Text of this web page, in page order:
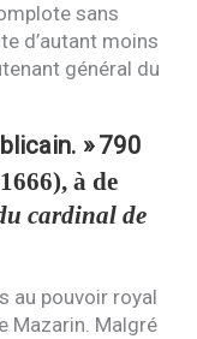
sans
d’autant moins
général du
»790
à de
cardinal de
au pouvoir royal
Mazarin. Malgré